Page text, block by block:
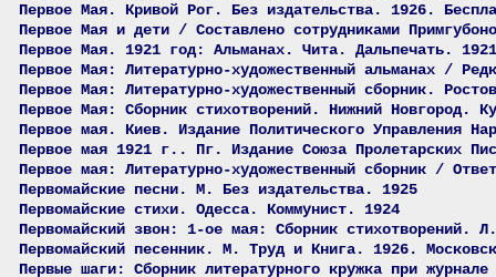
Первое Мая. Кривой Рог. Без издательства. 1926.
Первое Мая и дети / Составлено сотрудниками
Первое Мая. 1921 год: Альманах. Чита. Дальпечать. 1921
Первое Мая: Литературно-художественный альманах /
Первое Мая: Литературно-художественный сборник.
Первое Мая: Сборник стихотворений. Нижний Новгород.
Первое мая. Киев. Издание Политического Управления
Первое мая 1921 г.. Пг. Издание Союза Пролетарских
Первое мая: Литературно-художественный сборник /
Первомайские песни. М. Без издательства. 1925
Первомайские стихи. Одесса. Коммунист. 1924
Первомайский звон: 1-ое мая: Сборник стихотворений.
Первомайский песенник. М. Труд и Книга. 1926.
Первые шаги: Сборник литературного кружка при